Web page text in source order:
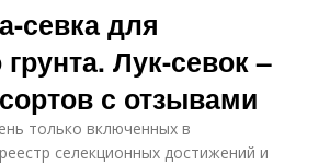
севка для
Лук-севок –
с отзывами
только включенных в
селекционных достижений и